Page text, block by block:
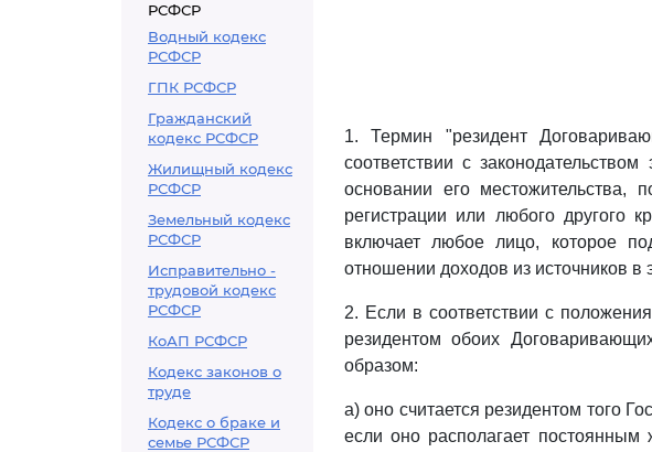
РСФСР
Водный кодекс
РСФСР
ГПК РСФСР
Гражданский
кодекс РСФСР
Жилищный кодекс
РСФСР
Земельный кодекс
РСФСР
Исправительно -
трудовой кодекс
РСФСР
КоАП РСФСР
Кодекс законов о
труде
Кодекс о браке и
семье РСФСР
1. Термин "резидент
соответствии с
основании его местожительства,
регистрации или любого другого
включает любое лицо, которое
отношении доходов из источников в
2. Если в соответствии с
резидентом обоих
образом:
a) оно считается резидентом того
если оно располагает постоянным